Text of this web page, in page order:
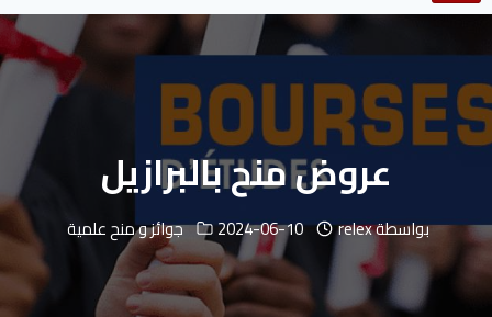
عروض منح بالبرازيل
بواسطةrelex
2024-06-10 جوائز و منح علمية